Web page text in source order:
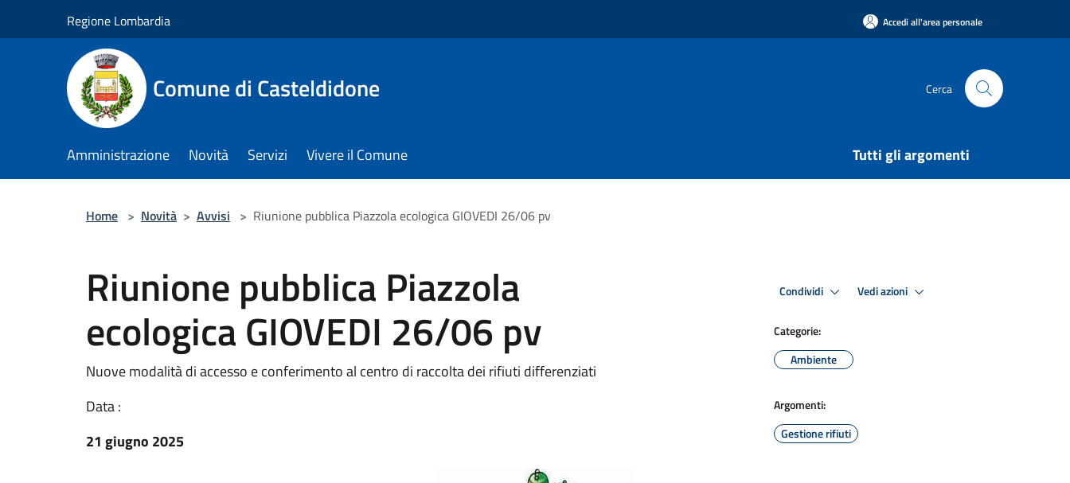
Regione Lombardia Accedi all'area personale
Comune di Casteldidone Cerca
Amministrazione Novità Servizi Vivere il Comune Tutti gli argomenti
Home > Novità > Avvisi > Riunione pubblica Piazzola ecologica GIOVEDI 26/06 pv
Riunione pubblica Piazzola
ecologica GIOVEDI 26/06 pv
Nuove modalità di accesso e conferimento al centro di raccolta dei rifiuti differenziati
Data :
21 giugno 2025
Condividi Vedi azioni
Categorie:
Ambiente
Argomenti:
Gestione rifiuti